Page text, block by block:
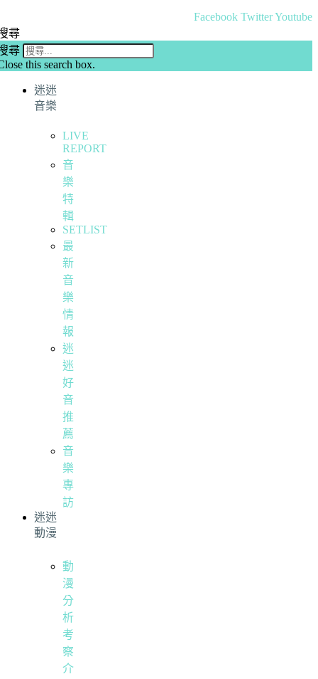
Facebook TwitterYoutube
尋
尋
this search box.
迷迷
音樂
LIVE
REPORT
音
樂
特
輯
SETLIST
最
新
音
樂
情
報
迷
迷
好
音
推
薦
音
樂
專
訪
迷迷
動漫
動
漫
分
析
考
察
介